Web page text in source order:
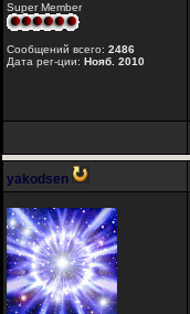
Super Member
Сообщений всего: 2486
Дата рег-ции: Нояб. 2010
yakodsen